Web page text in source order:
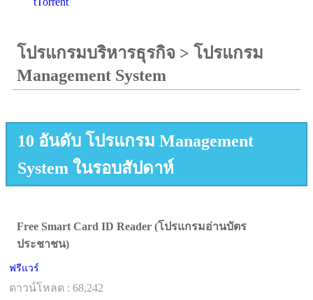
โปรแกรมบริหารธุรกิจ > โปรแกรม
Management System
10 อันดับ โปรแกรม Management
System ในรอบสัปดาห์
Free Smart Card ID Reader (โปรแกรมอ่านบัตร
ประชาชน)
ฟรีแวร์
ดาวน์โหลด : 68,242